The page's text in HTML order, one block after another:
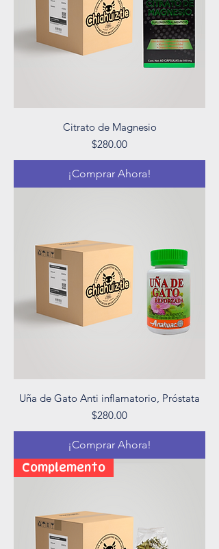
Citrato de Magnesio
Precio
$280.00
¡Comprar Ahora!
Uña de Gato Anti inflamatorio, Próstata
Precio
$280.00
¡Comprar Ahora!
Complemento